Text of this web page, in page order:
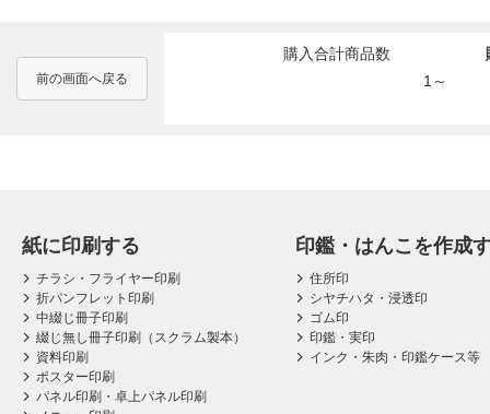
前の画面へ戻る
購入合計商品数
1～
紙に印刷する
チラシ・フライヤー印刷
折パンフレット印刷
中綴じ冊子印刷
綴じ無し冊子印刷（スクラム製本）
資料印刷
ポスター印刷
パネル印刷・卓上パネル印刷
印鑑・はんこを作成
住所印
シヤチハタ・浸透印
ゴム印
印鑑・実印
インク・朱肉・印鑑ケース等